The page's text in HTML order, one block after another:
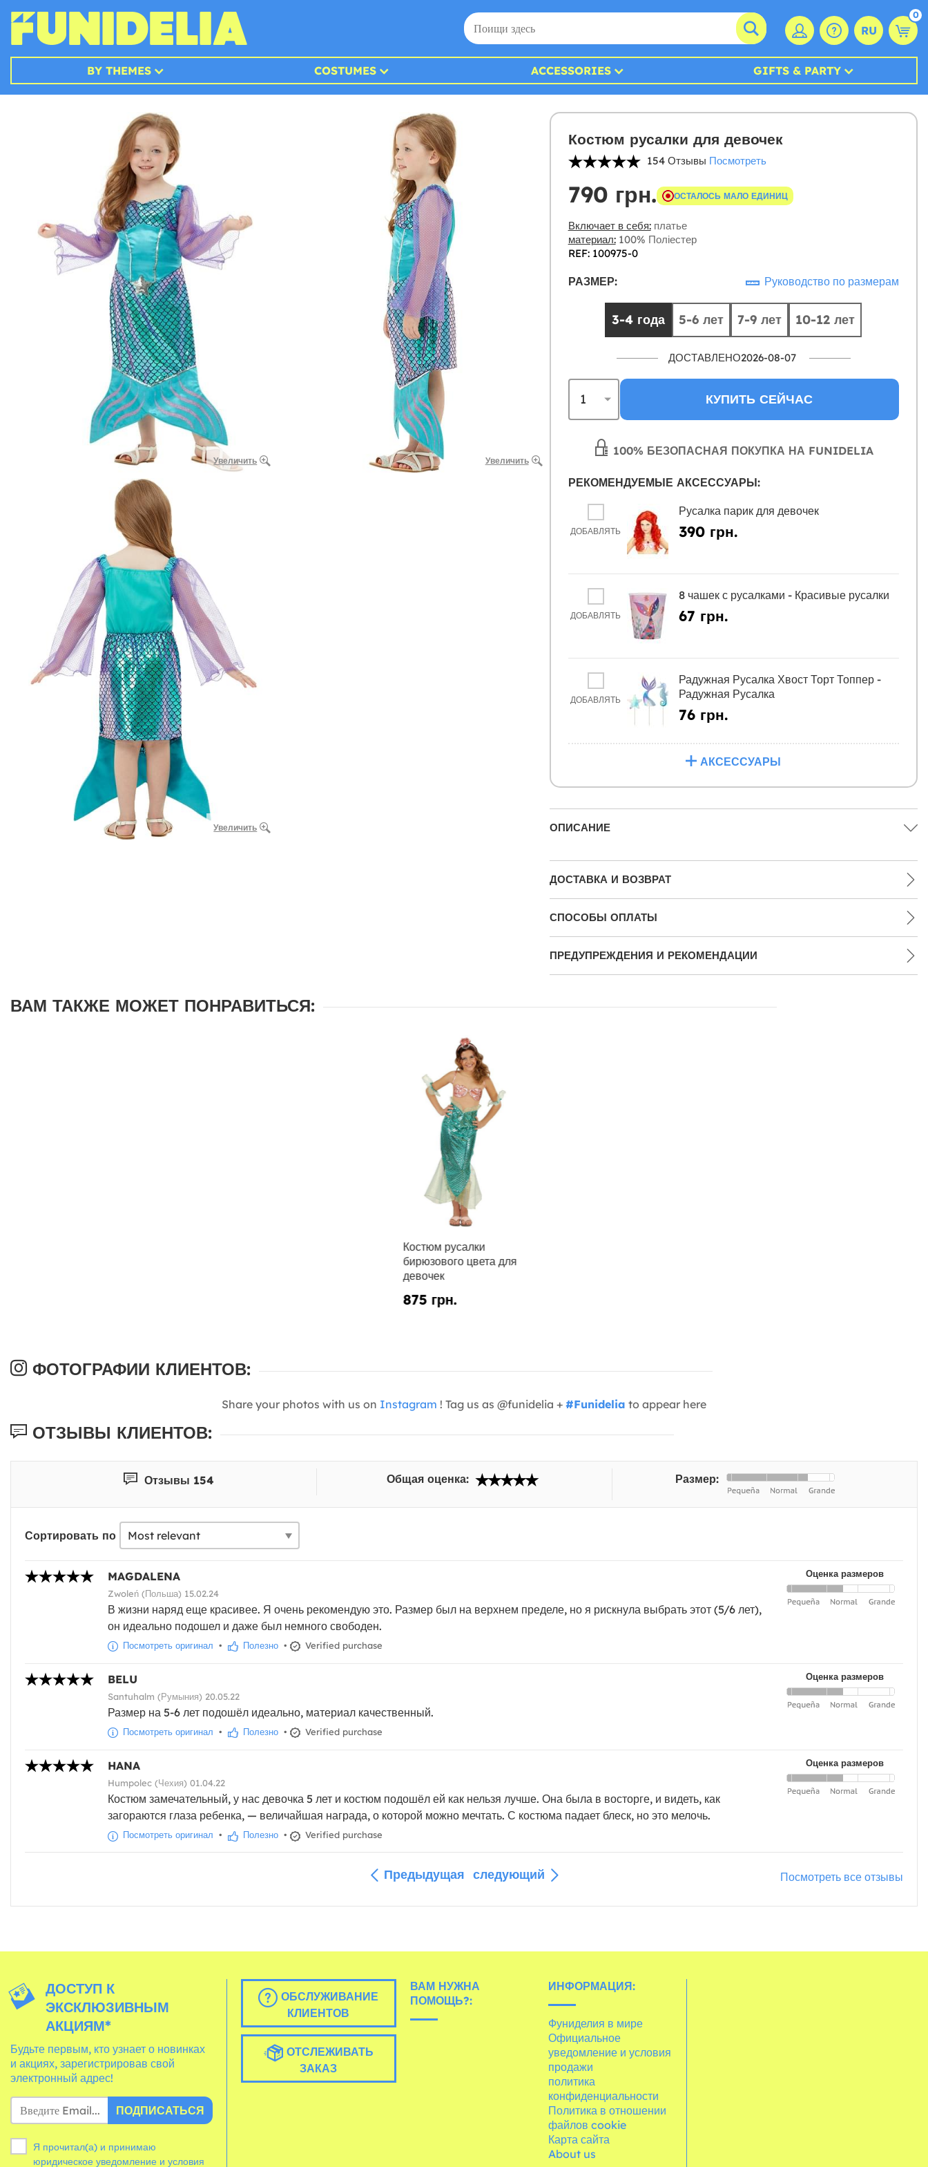
RU
0
BY THEMES COSTUMES ACCESSORIES GIFTS & PARTY
Увеличить Увеличить
Увеличить
Костюм русалки для девочек
154 Отзывы Посмотреть
790 грн. ОСТАЛОСЬ МАЛО ЕДИНИЦ
Включает в себя:платье
материал:100% Поліестер
REF: 100975-0
РАЗМЕР: Руководство по размерам
3-4 года 5-6 лет 7-9 лет 10-12 лет
ДОСТАВЛЕНО2026-08-07
КУПИТЬ СЕЙЧАС
100% БЕЗОПАСНАЯ ПОКУПКА НА FUNIDELIA
РЕКОМЕНДУЕМЫЕ АКСЕССУАРЫ:
ДОБАВЛЯТЬ
Русалка парик для девочек
390 грн.
ДОБАВЛЯТЬ
8 чашек с русалками - Красивые русалки
67 грн.
ДОБАВЛЯТЬ
Радужная Русалка Хвост Торт Топпер -
Радужная Русалка
76 грн.
АКСЕССУАРЫ
ОПИСАНИЕ
ДОСТАВКА И ВОЗВРАТ
СПОСОБЫ ОПЛАТЫ
ПРЕДУПРЕЖДЕНИЯ И РЕКОМЕНДАЦИИ
ВАМ ТАКЖЕ МОЖЕТ ПОНРАВИТЬСЯ:
Костюм русалки
бирюзового цвета для
девочек
875 грн.
ФОТОГРАФИИ КЛИЕНТОВ:
Share your photos with us on Instagram ! Tag us as @funidelia + #Funidelia to appear here
ОТЗЫВЫ КЛИЕНТОВ:
Отзывы 154 Общая оценка: Размер:
Сортировать по
Оценка размеров
MAGDALENA
Zwoleń (Польша) 15.02.24
В жизни наряд еще красивее. Я очень рекомендую это. Размер был на верхнем пределе, но я рискнула выбрать этот (5/6 лет),
он идеально подошел и даже был немного свободен.
Посмотреть оригинал • Полезно • Verified purchase
Оценка размеров
BELU
Santuhalm (Румыния) 20.05.22
Размер на 5-6 лет подошёл идеально, материал качественный.
Посмотреть оригинал • Полезно • Verified purchase
Оценка размеров
HANA
Humpolec (Чехия) 01.04.22
Костюм замечательный, у нас девочка 5 лет и костюм подошёл ей как нельзя лучше. Она была в восторге, и видеть, как
загораются глаза ребенка, — величайшая награда, о которой можно мечтать. С костюма падает блеск, но это мелочь.
Посмотреть оригинал • Полезно • Verified purchase
Предыдущая следующий Посмотреть все отзывы
ДОСТУП К
ЭКСКЛЮЗИВНЫМ
АКЦИЯМ*
Будьте первым, кто узнает о новинках
и акциях, зарегистрировав свой
электронный адрес!
ПОДПИСАТЬСЯ
Я прочитал(а) и принимаю
юридическое уведомление и условия
ОБСЛУЖИВАНИЕ
КЛИЕНТОВ
ОТСЛЕЖИВАТЬ
ЗАКАЗ
ВАМ НУЖНА
ПОМОЩЬ?:
ИНФОРМАЦИЯ:
Фуниделия в мире
Официальное
уведомление и условия
продажи
политика
конфиденциальности
Политика в отношении
файлов cookie
Карта сайта
About us